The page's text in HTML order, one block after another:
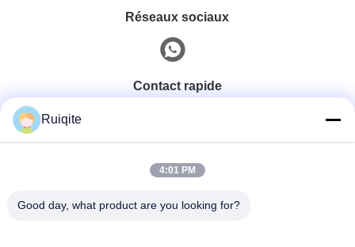
Réseaux sociaux
Contact rapide
0086-18217621160
E-Mail
Ruiqite
4:01 PM
Good day, what product are you looking for?